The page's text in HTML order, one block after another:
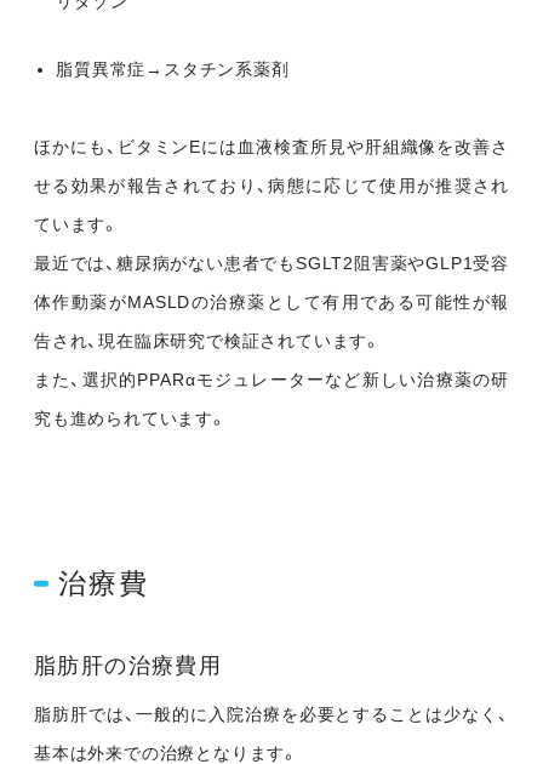
脂質異常症→スタチン系薬剤
ほかにも、ビタミンEには血液検査所見や肝組織像を改善さ
せる効果が報告されており、病態に応じて使用が推奨され
ています。
最近では、糖尿病がない患者でもSGLT2阻害薬やGLP1受容
体作動薬がMASLDの治療薬として有用である可能性が報
告され、現在臨床研究で検証されています。
また、選択的PPARαモジュレーターなど新しい治療薬の研
究も進められています。
治療費
脂肪肝の治療費用
脂肪肝では、一般的に入院治療を必要とすることは少なく、
基本は外来での治療となります。